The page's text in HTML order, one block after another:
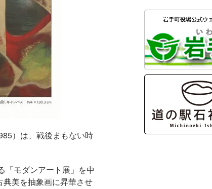
）は、戦後まもない時
「モダンアート展」を中
美を抽象画に昇華させ